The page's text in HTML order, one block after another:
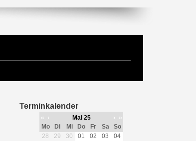
Terminkalender
« ‹ Mai 25 ›
»
Mo
Di Mi Do Fr Sa
So
28
29 30 01 02 03
04